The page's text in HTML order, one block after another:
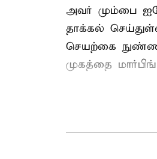
அவர் மும்பை
தாக்கல் செய்துள்ள
செயற்கை
முகத்தை